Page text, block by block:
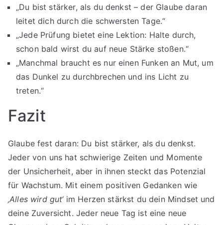
„Du bist stärker, als du denkst – der Glaube daran
leitet dich durch die schwersten Tage.“
„Jede Prüfung bietet eine Lektion: Halte durch,
schon bald wirst du auf neue Stärke stoßen.“
„Manchmal braucht es nur einen Funken an Mut, um
das Dunkel zu durchbrechen und ins Licht zu
treten.“
Fazit
Glaube fest daran: Du bist stärker, als du denkst.
Jeder von uns hat schwierige Zeiten und Momente
der Unsicherheit, aber in ihnen steckt das Potenzial
für Wachstum. Mit einem positiven Gedanken wie
‚Alles wird gut‘im Herzen stärkst du dein Mindset und
deine Zuversicht. Jeder neue Tag ist eine neue